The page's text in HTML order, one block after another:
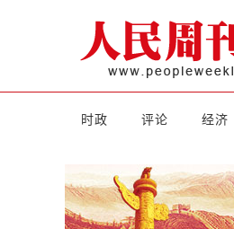
时政 评论 经济